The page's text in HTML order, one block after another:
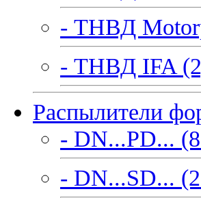
- ТНВД
- ТНВД IFA
Распылители
- DN...PD...
- DN...SD...